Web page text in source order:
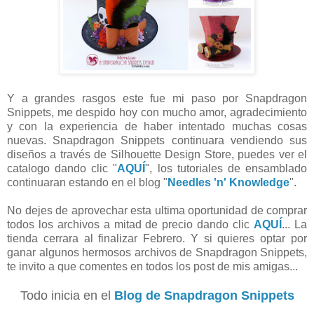
Y a grandes rasgos este fue mi paso por Snapdragon
Snippets, me despido hoy con mucho amor, agradecimiento
y con la experiencia de haber intentado muchas cosas
nuevas. Snapdragon Snippets continuara vendiendo sus
diseños a través de Silhouette Design Store, puedes ver el
catalogo dando clic "AQUÍ", los tutoriales de ensamblado
continuaran estando en el blog " Needles 'n' Knowledge".
No dejes de aprovechar esta ultima oportunidad de comprar
todos los archivos a mitad de precio dando clic AQUÍ ... La
tienda cerrara al finalizar Febrero. Y si quieres optar por
ganar algunos hermosos archivos de Snapdragon Snippets,
te invito a que comentes en todos los post de mis amigas...
Todo inicia en el Blog de Snapdragon Snippets